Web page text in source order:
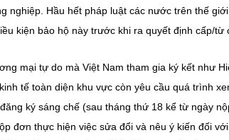
nghiệp. Hầu hết pháp luật các nước trên thế
kiện bảo hộ này trước khi ra quyết định cấp/từ
mại tự do mà Việt Nam tham gia ký kết như
tế toàn diện khu vực còn yêu cầu quá trình
ký sáng chế (sau tháng thứ 18 kể từ ngày
đơn thực hiện việc sửa đổi và nêu ý kiến đối